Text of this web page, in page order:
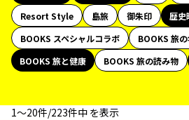
Resort Style
島旅 御朱印 歴史
BOOKS スペシャルコラボ
BOOKS 旅
BOOKS 旅と健康
BOOKS 旅の読み物
1〜20件/223件中 を表示